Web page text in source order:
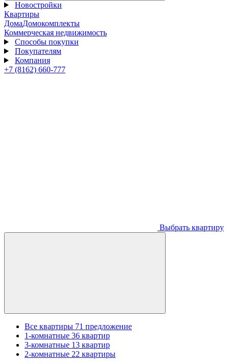
Новостройки
Квартиры
ДомаДомокомплекты
Коммерческая недвижимость
Способы покупки
Покупателям
Компания
+7 (8162) 660-777
Выбрать квартиру
Все квартиры 71 предложение
1-комнатные 36 квартир
3-комнатные 13 квартир
2-комнатные 22 квартиры